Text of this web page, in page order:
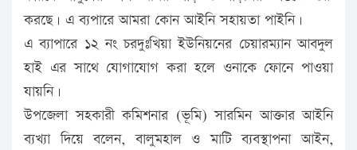
করছে। এ ব্যপারে আমরা কোন আইনি সহায়তা পাইনি।
এ ব্যাপারে ১২ নং চরদুঃখিয়া ইউনিয়নের চেয়ারম্যান আবদুল
হাই এর সাথে যোগাযোগ করা হলে ওনাকে ফোনে পাওয়া
যায়নি।
উপজেলা সহকারী কমিশনার (ভূমি) সারমিন আক্তার আইনি
ব্যখ্যা দিয়ে বলেন, বালুমহাল ও মাটি ব্যবস্থাপনা আইন,